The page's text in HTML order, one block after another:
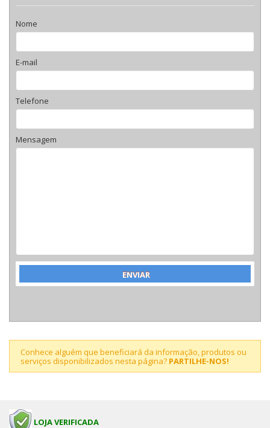
Nome
E-mail
Telefone
Mensagem
Conhece alguém que beneficiará da informação, produtos ou
serviços disponibilizados nesta página? PARTILHE-NOS!
LOJA VERIFICADA